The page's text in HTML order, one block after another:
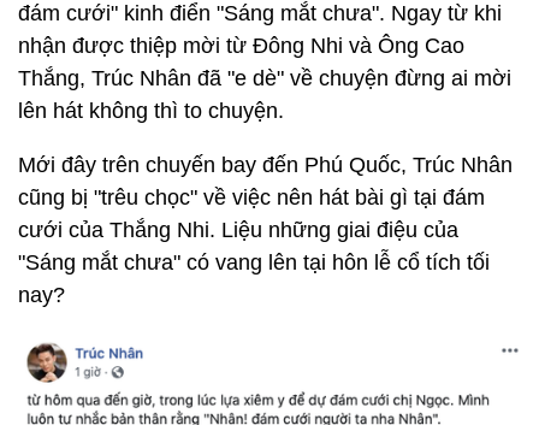
đám cưới" kinh điển "Sáng mắt chưa". Ngay từ khi
nhận được thiệp mời từ Đông Nhi và Ông Cao
Thắng, Trúc Nhân đã "e dè" về chuyện đừng ai mời
lên hát không thì to chuyện.
Mới đây trên chuyến bay đến Phú Quốc, Trúc Nhân
cũng bị "trêu chọc" về việc nên hát bài gì tại đám
cưới của Thắng Nhi. Liệu những giai điệu của
"Sáng mắt chưa" có vang lên tại hôn lễ cổ tích tối
nay?